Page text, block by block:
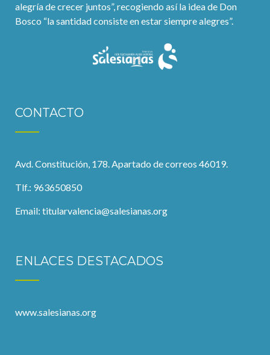
alegría de crecer juntos”, recogiendo así la idea de Don
Bosco “la santidad consiste en estar siempre alegres”.
CONTACTO
Avd. Constitución, 178. Apartado de correos 46019.
Tlf.: 963650850
Email: titularvalencia@salesianas.org
ENLACES DESTACADOS
www.salesianas.org